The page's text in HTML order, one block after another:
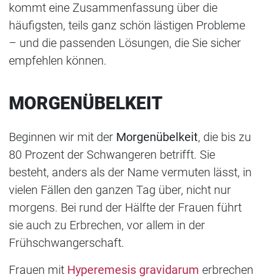
kommt eine Zusammenfassung über die
häufigsten, teils ganz schön lästigen Probleme
– und die passenden Lösungen, die Sie sicher
empfehlen können.
MORGENÜBELKEIT
Beginnen wir mit der Morgenübelkeit, die bis zu
80 Prozent der Schwangeren betrifft. Sie
besteht, anders als der Name vermuten lässt, in
vielen Fällen den ganzen Tag über, nicht nur
morgens. Bei rund der Hälfte der Frauen führt
sie auch zu Erbrechen, vor allem in der
Frühschwangerschaft.
Frauen mit Hyperemesis gravidarum erbrechen